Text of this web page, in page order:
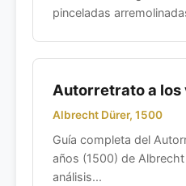
pinceladas
Autorretrato a los
Albrecht Dürer, 1500
Guía completa del
años (1500) de
análisis...